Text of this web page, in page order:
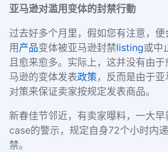
亚马逊对滥用变体的封禁行動
过去好多个月里，假如您有注意，
用 产品变体被亚马逊封禁listing或中
且愈来愈多。实际上，这并没有由
马逊的变体发表政策 ，反而是由于
对策来保证卖家按规定发表商品。
新春佳节邻近，有卖家曝料，一大
case的警示，规定自身72个小时内
禁。